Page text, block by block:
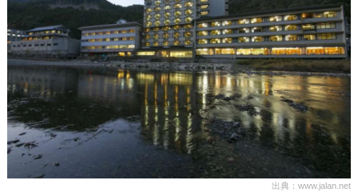
出典：www.jalan.net